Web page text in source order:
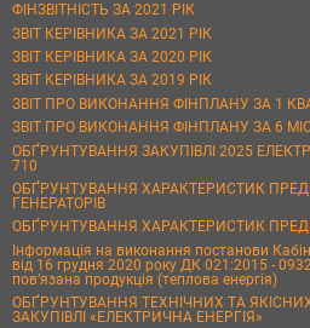
ФІНЗВІТНІСТЬ ЗА 2021 РІК
ЗВІТ КЕРІВНИКА ЗА 2021 РІК
ЗВІТ КЕРІВНИКА ЗА 2020 РІК
ЗВІТ КЕРІВНИКА ЗА 2019 РІК
ЗВІТ ПРО ВИКОНАННЯ ФІНПЛАНУ ЗА 1
ЗВІТ ПРО ВИКОНАННЯ ФІНПЛАНУ ЗА 6
ОБҐРУНТУВАННЯ ЗАКУПІВЛІ 2025
710
ОБҐРУНТУВАННЯ ХАРАКТЕРИСТИК
ГЕНЕРАТОРІВ
ОБҐРУНТУВАННЯ ХАРАКТЕРИСТИК
Інформація на виконання постанови
від 16 грудня 2020 року ДК 021:2015 -
пов’язана продукція (теплова енергія)
ОБҐРУНТУВАННЯ ТЕХНІЧНИХ ТА
ЗАКУПІВЛІ «ЕЛЕКТРИЧНА ЕНЕРГІЯ»